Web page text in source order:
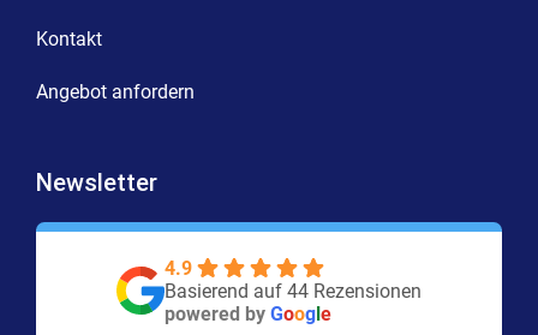
Kontakt
Angebot anfordern
Newsletter
4.9
Basierend auf 44 Rezensionen
powered by Goog e